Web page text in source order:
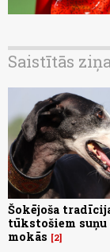
Saistītās
Šokējoša
tūkstošiem
mokās
2